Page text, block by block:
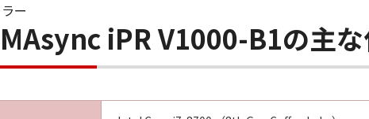
ー
iPR V1000-B1の主